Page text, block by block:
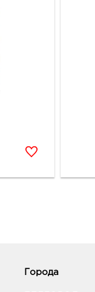
Города